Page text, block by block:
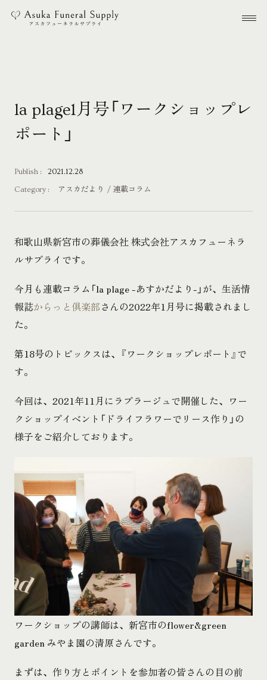
メ
la plage1月号「ワークショップレ
ポート」
Publish : 2021.12.28
Category : アスカだより 連載コラム
和歌山県新宮市の葬儀会社 株式会社アスカフューネラ
ルサプライです。
今月も連載コラム「la plage -あすかだより-」が、生活情
報誌からっと倶楽部さんの2022年1月号に掲載されまし
た。
第18号のトピックスは、『ワークショップレポート』で
す。
今回は、2021年11月にラプラージュで開催した、ワー
クショップイベント「ドライフラワーでリース作り」の
様子をご紹介しております。
ワークショップの講師は、新宮市のflower&green
garden みやま園の清原さんです。
まずは、作り方とポイントを参加者の皆さんの目の前